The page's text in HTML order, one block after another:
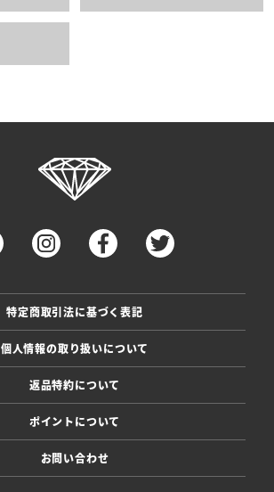
特定商取引法に基づく表記
個人情報の取り扱いについて
返品特約について
ポイントについて
お問い合わせ